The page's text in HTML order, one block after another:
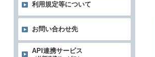
利用規定等について
お問い合わせ先
API連携サービス